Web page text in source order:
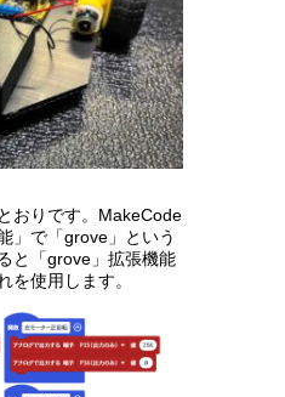
おりです。MakeCode
」で「grove」という
と「grove」拡張機能
を使用します。